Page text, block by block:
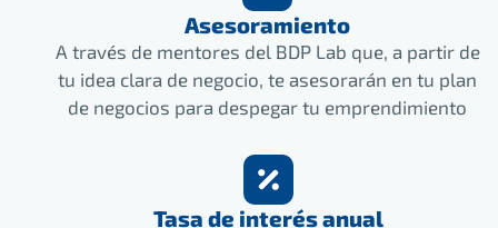
Asesoramiento
A través de mentores del BDP Lab que, a partir de
tu idea clara de negocio, te asesorarán en tu plan
de negocios para despegar tu emprendimiento
Tasa de interés anual